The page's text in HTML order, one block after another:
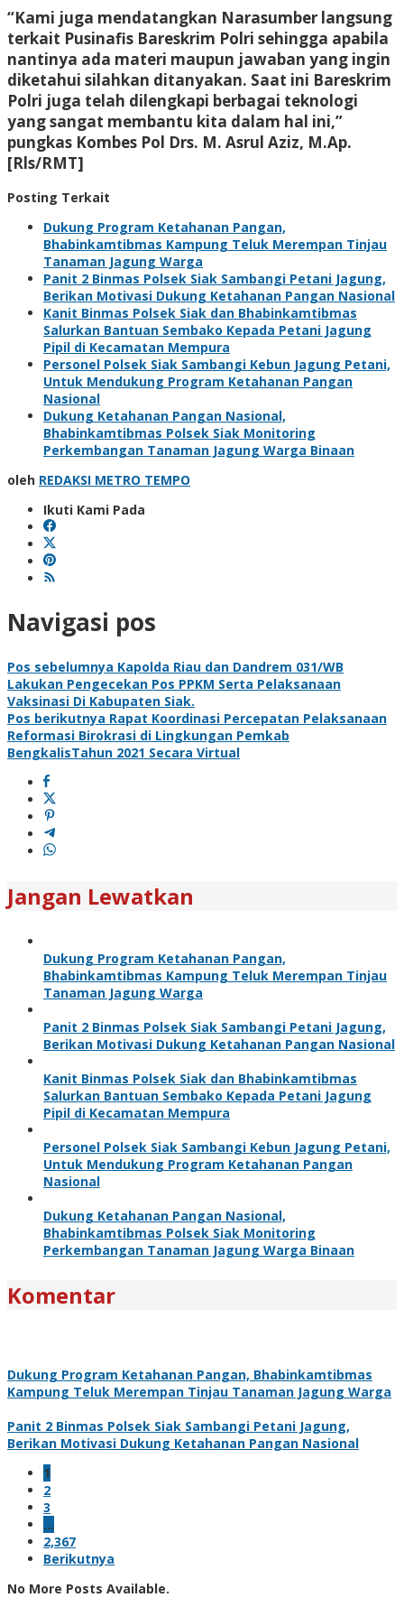
“Kami juga mendatangkan Narasumber langsung
terkait Pusinafis Bareskrim Polri sehingga apabila
nantinya ada materi maupun jawaban yang ingin
diketahui silahkan ditanyakan. Saat ini Bareskrim
Polri juga telah dilengkapi berbagai teknologi
yang sangat membantu kita dalam hal ini,”
pungkas Kombes Pol Drs. M. Asrul Aziz, M.Ap.
[Rls/RMT]
Posting Terkait
Dukung Program Ketahanan Pangan,
Bhabinkamtibmas Kampung Teluk Merempan Tinjau
Tanaman Jagung Warga
Panit 2 Binmas Polsek Siak Sambangi Petani Jagung,
Berikan Motivasi Dukung Ketahanan Pangan Nasional
Kanit Binmas Polsek Siak dan Bhabinkamtibmas
Salurkan Bantuan Sembako Kepada Petani Jagung
Pipil di Kecamatan Mempura
Personel Polsek Siak Sambangi Kebun Jagung Petani,
Untuk Mendukung Program Ketahanan Pangan
Nasional
Dukung Ketahanan Pangan Nasional,
Bhabinkamtibmas Polsek Siak Monitoring
Perkembangan Tanaman Jagung Warga Binaan
oleh REDAKSI METRO TEMPO
Ikuti Kami Pada
Navigasi pos
Pos sebelumnya Kapolda Riau dan Dandrem 031/WB
Lakukan Pengecekan Pos PPKM Serta Pelaksanaan
Vaksinasi Di Kabupaten Siak.
Pos berikutnya Rapat Koordinasi Percepatan Pelaksanaan
Reformasi Birokrasi di Lingkungan Pemkab
BengkalisTahun 2021 Secara Virtual
Jangan Lewatkan
Dukung Program Ketahanan Pangan,
Bhabinkamtibmas Kampung Teluk Merempan Tinjau
Tanaman Jagung Warga
Panit 2 Binmas Polsek Siak Sambangi Petani Jagung,
Berikan Motivasi Dukung Ketahanan Pangan Nasional
Kanit Binmas Polsek Siak dan Bhabinkamtibmas
Salurkan Bantuan Sembako Kepada Petani Jagung
Pipil di Kecamatan Mempura
Personel Polsek Siak Sambangi Kebun Jagung Petani,
Untuk Mendukung Program Ketahanan Pangan
Nasional
Dukung Ketahanan Pangan Nasional,
Bhabinkamtibmas Polsek Siak Monitoring
Perkembangan Tanaman Jagung Warga Binaan
Komentar
Dukung Program Ketahanan Pangan, Bhabinkamtibmas
Kampung Teluk Merempan Tinjau Tanaman Jagung Warga
Panit 2 Binmas Polsek Siak Sambangi Petani Jagung,
Berikan Motivasi Dukung Ketahanan Pangan Nasional
1
2
3
…
2,367
Berikutnya
No More Posts Available.